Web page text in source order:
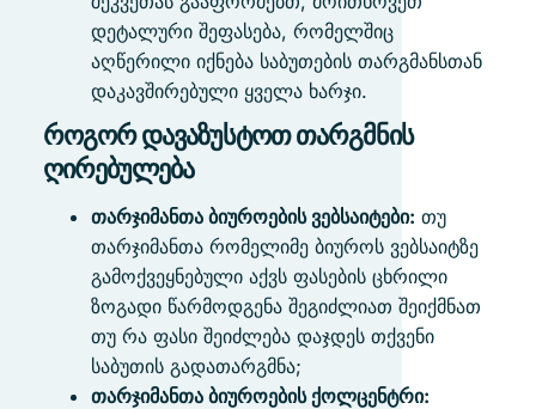
დეტალური შეფასება, რომელშიც
აღწერილი იქნება საბუთების თარგმანსთან
დაკავშირებული ყველა ხარჯი.
როგორ დავაზუსტოთ თარგმნის
ღირებულება
თარჯიმანთა ბიუროების ვებსაიტები: თუ
თარჯიმანთა რომელიმე ბიუროს ვებსაიტზე
გამოქვეყნებული აქვს ფასების ცხრილი
ზოგადი წარმოდგენა შეგიძლიათ შეიქმნათ
თუ რა ფასი შეიძლება დაჯდეს თქვენი
საბუთის გადათარგმნა;
თარჯიმანთა ბიუროების ქოლცენტრი: